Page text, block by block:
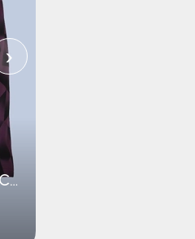
JOMA 24/25 KAPÜŞONLU CEKET GENÇ
›